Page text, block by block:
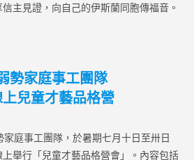
主見證，向自己的伊斯蘭同胞傳福音。
勢家庭事工團隊
兒童才藝品格營
庭事工團隊，於暑期七月十日至卅日
舉行「兒童才藝品格營會」。內容包括